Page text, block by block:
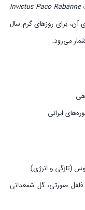
Invictus Paco Rabanne
آن، برای روزهای گرم سال
شمار می‌رود.
ایرانی
(تازگی و انرژی)
فلفل صورتی، گل شمعدانی